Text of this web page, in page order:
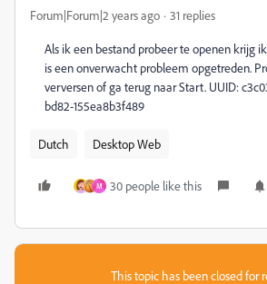
Forum|Forum|2 years ago 31 replies
Als ik een bestand probeer te openen krijg
is een onverwacht probleem opgetreden.
verversen of ga terug naar Start. UUID:
bd82-155ea8b3f489
Dutch Desktop Web
M 30 people like this
This topic has been closed for